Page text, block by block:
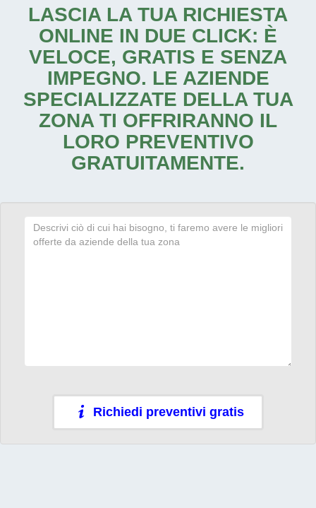
LASCIA LA TUA RICHIESTA
ONLINE IN DUE CLICK: È
VELOCE, GRATIS E SENZA
IMPEGNO. LE AZIENDE
SPECIALIZZATE DELLA TUA
ZONA TI OFFRIRANNO IL
LORO PREVENTIVO
GRATUITAMENTE.
Richiedi preventivi gratis